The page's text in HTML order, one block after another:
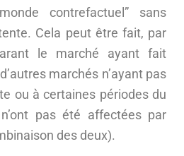
contrefactuel” sans
Cela peut être fait, par
le marché ayant fait
marchés n’ayant pas
ou à certaines périodes du
pas été affectées par
des deux).